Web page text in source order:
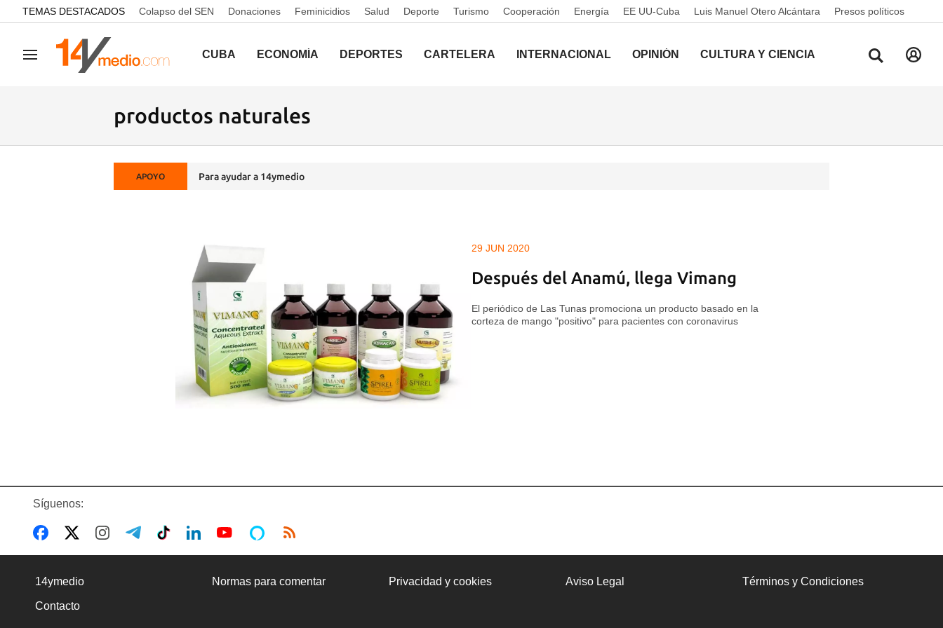
common.go-to-content
TEMAS DESTACADOS Colapso del SEN Donaciones Feminicidios Salud Deporte Turismo Cooperación Energía EE UU-Cuba Luis Manuel Otero Alcántara Presos políticos
Navegación CUBA ECONOMÍA DEPORTES CARTELERA INTERNACIONAL OPINIÓN CULTURA Y CIENCIA
productos naturales
APOYO Para ayudar a 14ymedio
29 JUN 2020
Después del Anamú, llega Vimang
El periódico de Las Tunas promociona un producto basado en la
corteza de mango "positivo" para pacientes con coronavirus
Síguenos:
14ymedio Normas para comentar Privacidad y cookies Aviso Legal Términos y Condiciones
Contacto